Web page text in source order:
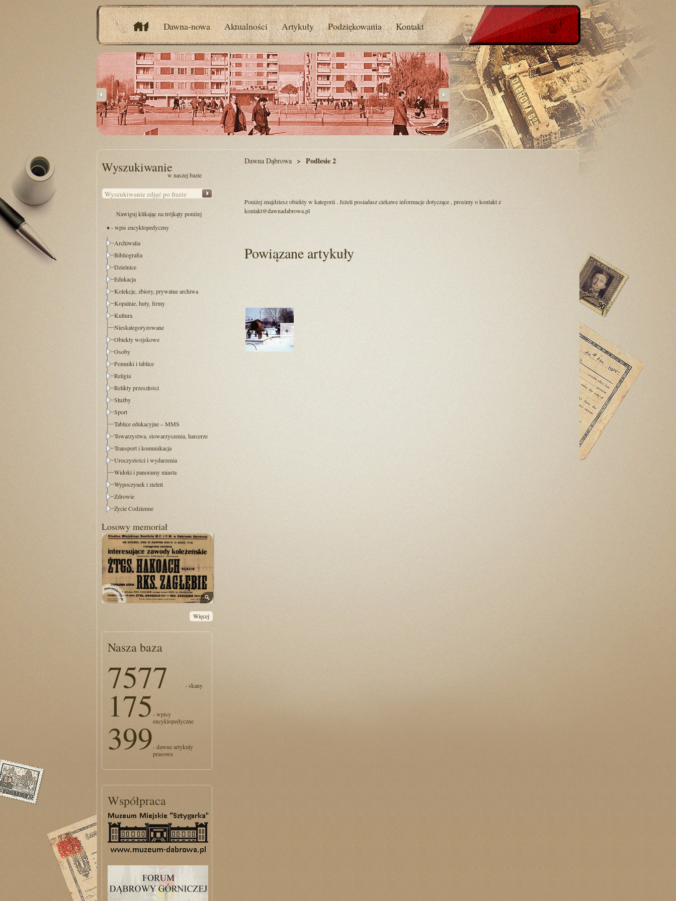
Dawna-nowa Aktualności Artykuły Podziękowania Kontakt
Dawna Dąbrowa Podlesie 2
Poniżej znajdziesz obiekty w kategorii . Jeżeli posiadasz ciekawe informacje dotyczące , prosimy o kontakt z
kontakt@dawnadabrowa.pl
Powiązane artykuły
+
Wyszukiwaniew naszej bazie
Nawiguj klikając na trójkąty poniżej
♦ - wpis encyklopedyczny
Archiwalia
Bibliografia
Dzielnice
Edukacja
Kolekcje, zbiory, prywatne archiwa
Kopalnie, huty, firmy
Kultura
Nieskategoryzowane
Obiekty wojskowe
Osoby
Pomniki i tablice
Religia
Relikty przeszłości
Służby
Sport
Tablice edukacyjne – MMS
Towarzystwa, stowarzyszenia, harcerze
Transport i komunikacja
Uroczystości i wydarzenia
Widoki i panoramy miasta
Wypoczynek i zieleń
Zdrowie
Życie Codzienne
Losowy memoriał
Więcej
Nasza baza
7577 - skany
175- wpisy
encyklopedyczne
399- dawne artykuły
prasowe
Współpraca